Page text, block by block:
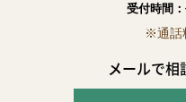
受付時間
※通話
メールで相